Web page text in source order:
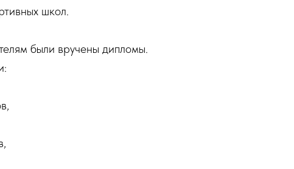
школ.
были вручены дипломы.